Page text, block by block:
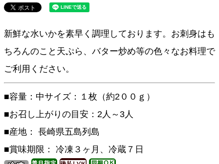
新鮮な水いかを素早く調理しております。お刺身はも
ちろんのこと天ぷら、バター炒め等の色々なお料理で
ご利用ください。
■容量：中サイズ：１枚（約2００ｇ）
■お召し上がりの目安：2人～3人
■産地： 長崎県五島列島
■賞味期限： 冷凍３ヶ月、冷蔵７日